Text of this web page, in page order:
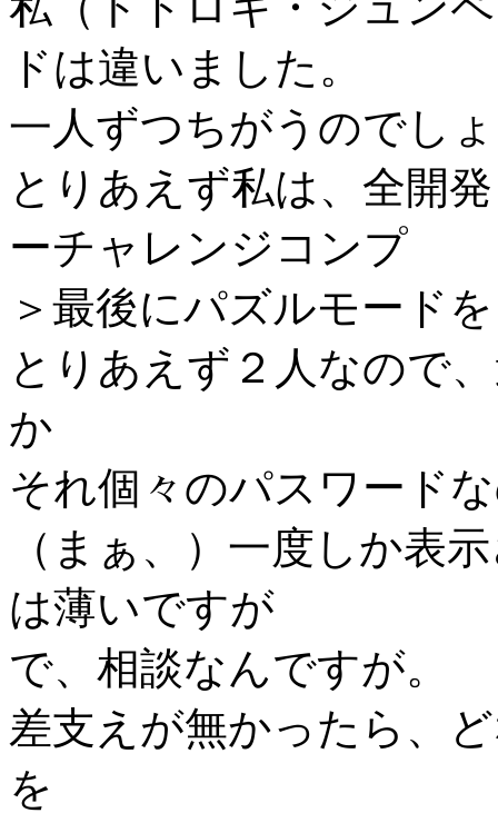
ドは違いました。
一人ずつちがうのでし
とりあえず私は、全開
ーチャレンジコンプ
＞最後にパズルモード
とりあえず２人なので
か
それ個々のパスワード
（まぁ、）一度しか表
は薄いですが
で、相談なんですが。
差支えが無かったら、
を